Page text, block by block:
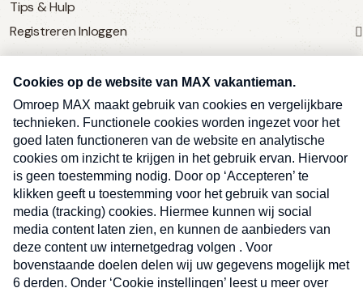
Tips & Hulp
Registreren Inloggen
SERVICE
Over Omroep MAX
MAX Vandaag
MAX Meldpunt
Pers
Contact
Algemene voorwaarden
Privacyverklaring
Kwetsbaarheid melden
Ben je benieuwd naar meer
vakantienieuws- en tips?